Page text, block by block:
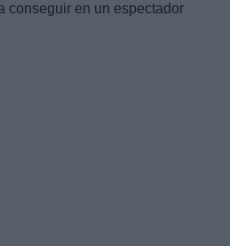
conseguir en un espectador